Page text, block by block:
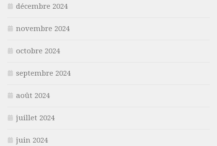
décembre 2024
novembre 2024
octobre 2024
septembre 2024
août 2024
juillet 2024
juin 2024